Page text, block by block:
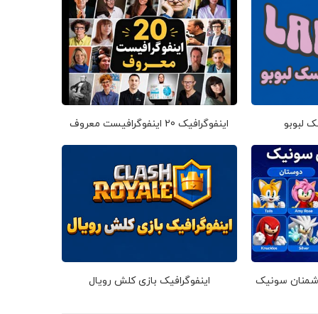
اینفوگرافیک 20 اینفوگرافیست معروف لبوبو
اینفوگرافیک بازی کلش رویال سونیک